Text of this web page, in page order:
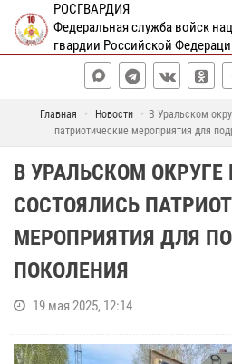
РОСГВАРДИЯ
Федеральная служба войск
гвардии Российской
Главная Новости
В Уральском
патриотические мероприятия для
В УРАЛЬСКОМ ОКРУГЕ
СОСТОЯЛИСЬ
МЕРОПРИЯТИЯ ДЛЯ
ПОКОЛЕНИЯ
19 мая 2025, 12:14